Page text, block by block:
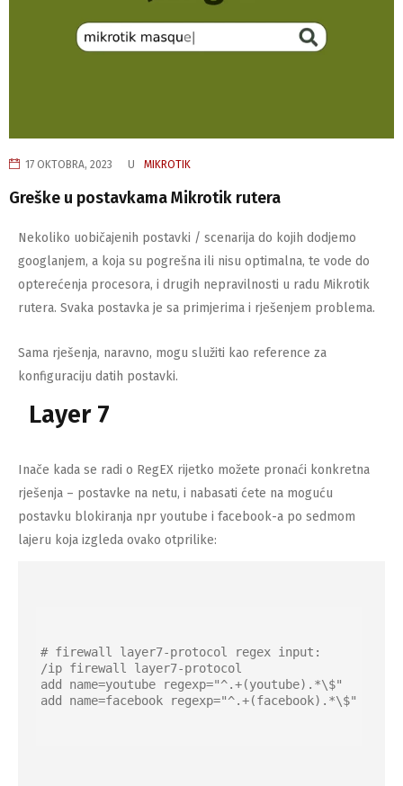
17 OKTOBRA, 2023 U MIKROTIK
Greške u postavkama Mikrotik rutera
Nekoliko uobičajenih postavki / scenarija do kojih dodjemo
googlanjem, a koja su pogrešna ili nisu optimalna, te vode do
opterećenja procesora, i drugih nepravilnosti u radu Mikrotik
rutera. Svaka postavka je sa primjerima i rješenjem problema.
Sama rješenja, naravno, mogu služiti kao reference za
konfiguraciju datih postavki.
Layer 7
Inače kada se radi o RegEX rijetko možete pronaći konkretna
rješenja – postavke na netu, i nabasati ćete na moguću
postavku blokiranja npr youtube i facebook-a po sedmom
lajeru koja izgleda ovako otprilike:
# firewall layer7-protocol regex input:
/ip firewall layer7-protocol
add name=youtube regexp="^.+(youtube).*\$"
add name=facebook regexp="^.+(facebook).*\$"